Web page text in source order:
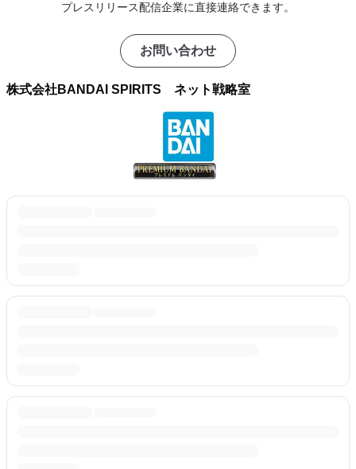
プレスリリース配信企業に直接連絡できます。
お問い合わせ
株式会社BANDAI SPIRITS ネット戦略室